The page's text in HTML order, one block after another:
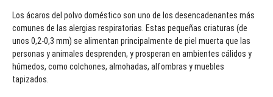
Los ácaros del polvo doméstico son uno de los desencadenantes más
comunes de las alergias respiratorias. Estas pequeñas criaturas (de
unos 0,2-0,3 mm) se alimentan principalmente de piel muerta que las
personas y animales desprenden, y prosperan en ambientes cálidos y
húmedos, como colchones, almohadas, alfombras y muebles
tapizados.